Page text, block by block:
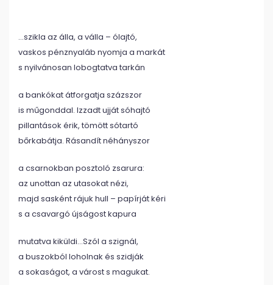
…szikla az álla, a válla – ólajtó,
vaskos pénznyaláb nyomja a markát
s nyilvánosan lobogtatva tarkán
a bankókat átforgatja százszor
is műgonddal. Izzadt ujját sóhajtó
pillantások érik, tömött sótartó
bőrkabátja. Rásandít néhányszor
a csarnokban posztoló zsarura:
az unottan az utasokat nézi,
majd sasként rájuk hull – papírját kéri
s a csavargó újságost kapura
mutatva kiküldi…Szól a szignál,
a buszokból loholnak és szidják
a sokaságot, a várost s magukat.